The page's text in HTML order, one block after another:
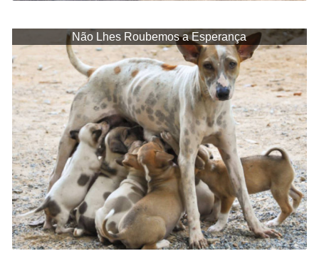
Não Lhes Roubemos a Esperança